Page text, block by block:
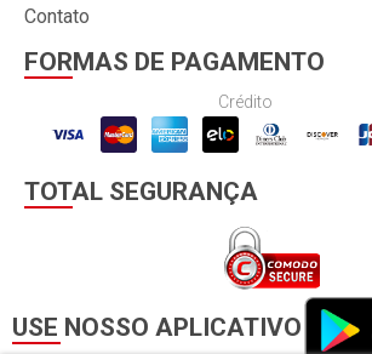
Contato
FORMAS DE PAGAMENTO
Crédito
TOTAL SEGURANÇA
USE NOSSO APLICATIVO